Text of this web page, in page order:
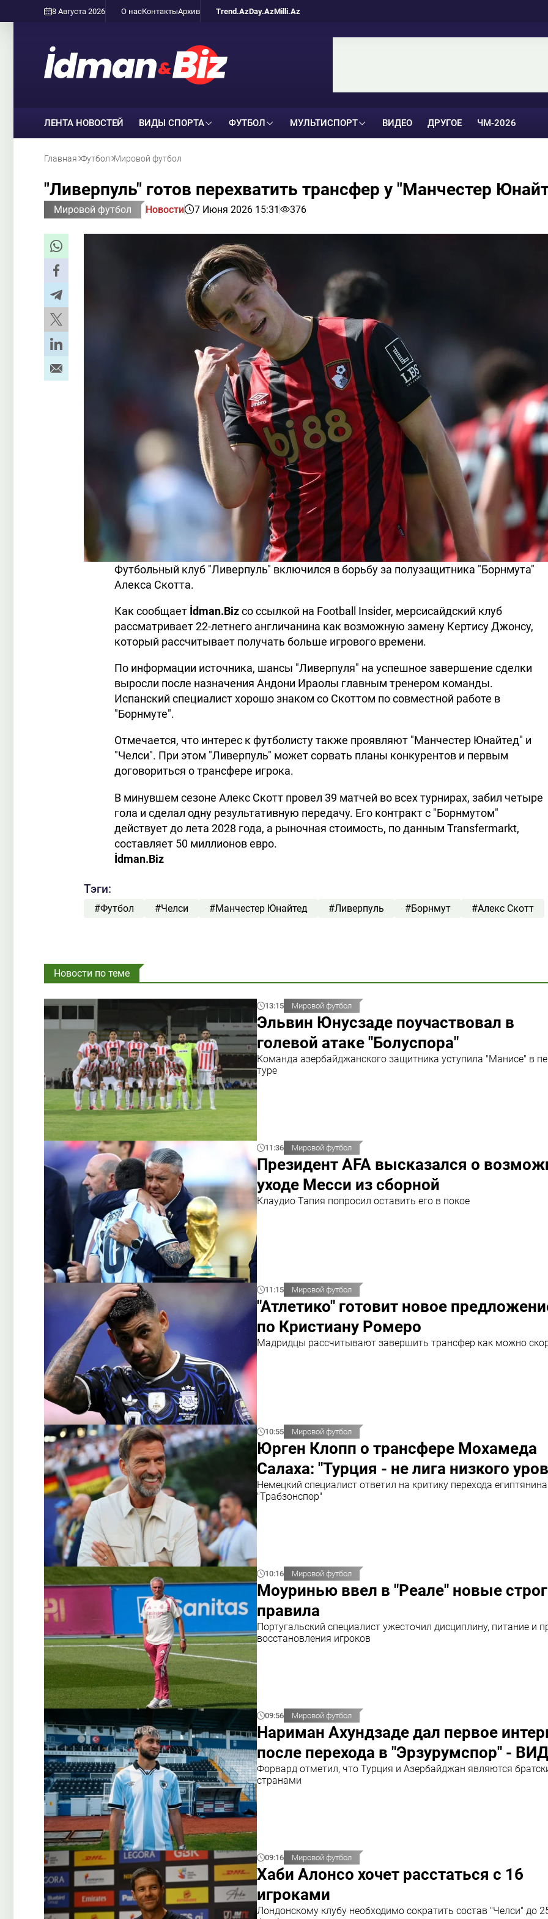
8 Августа 2026 О насКонтактыАрхив Trend.AzDay.AzMilli.Az
ЛЕНТА НОВОСТЕЙ ВИДЫ СПОРТА ФУТБОЛ МУЛЬТИСПОРТ ВИДЕО ДРУГОЕ ЧМ-2026
Главная Футбол Мировой футбол
"Ливерпуль" готов перехватить трансфер у "Манчестер
Мировой футбол Новости 7 Июня 2026 15:31 376
Футбольный клуб "Ливерпуль" включился в борьбу за полузащитника "Борнмута"
Алекса Скотта.
Как сообщает İdman.Bizсо ссылкой на Football Insider, мерсисайдский клуб
рассматривает 22-летнего англичанина как возможную замену Кертису Джонсу,
который рассчитывает получать больше игрового времени.
По информации источника, шансы "Ливерпуля" на успешное завершение сделки
выросли после назначения Андони Ираолы главным тренером команды.
Испанский специалист хорошо знаком со Скоттом по совместной работе в
"Борнмуте".
Отмечается, что интерес к футболисту также проявляют "Манчестер Юнайтед" и
"Челси". При этом "Ливерпуль" может сорвать планы конкурентов и первым
договориться о трансфере игрока.
В минувшем сезоне Алекс Скотт провел 39 матчей во всех турнирах, забил четыре
гола и сделал одну результативную передачу. Его контракт с "Борнмутом"
действует до лета 2028 года, а рыночная стоимость, по данным Transfermarkt,
составляет 50 миллионов евро.
İdman.Biz
Тэги:
#Футбол #Челси #Манчестер Юнайтед #Ливерпуль #Борнмут #Алекс Скотт
Новости по теме
13:15 Мировой футбол
Эльвин Юнусзаде поучаствовал в
голевой атаке "Болуспора"
Команда азербайджанского защитника уступила "Манисе" в
туре
11:36 Мировой футбол
Президент AFA высказался о
уходе Месси из сборной
Клаудио Тапия попросил оставить его в покое
11:15 Мировой футбол
"Атлетико" готовит новое
по Кристиану Ромеро
Мадридцы рассчитывают завершить трансфер как можно
10:55 Мировой футбол
Юрген Клопп о трансфере Мохамеда
Салаха: "Турция - не лига низкого
Немецкий специалист ответил на критику перехода
"Трабзонспор"
10:16 Мировой футбол
Моуринью ввел в "Реале" новые
правила
Португальский специалист ужесточил дисциплину, питание и
восстановления игроков
09:56 Мировой футбол
Нариман Ахундзаде дал первое
после перехода в "Эрзурумспор" -
Форвард отметил, что Турция и Азербайджан являются
странами
09:16 Мировой футбол
Хаби Алонсо хочет расстаться с 16
игроками
Лондонскому клубу необходимо сократить состав "Челси" до